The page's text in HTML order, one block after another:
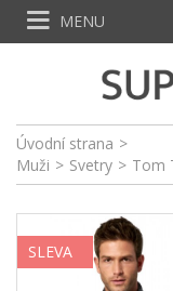
Úvodní strana >
Muži > Svetry > Tom
SLEVA
MENU